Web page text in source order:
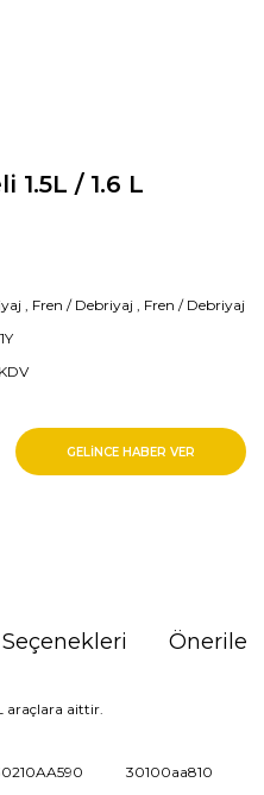
1.5L / 1.6 L
, Fren / Debriyaj , Fren / Debriyaj
GELİNCE HABER VER
araçlara aittir.
açıklamalarında ve diğer
30100aa810